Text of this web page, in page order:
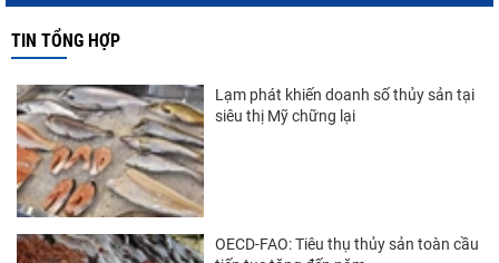
TIN TỔNG HỢP
Lạm phát khiến doanh số thủy sản tại
siêu thị Mỹ chững lại
OECD-FAO: Tiêu thụ thủy sản toàn cầu